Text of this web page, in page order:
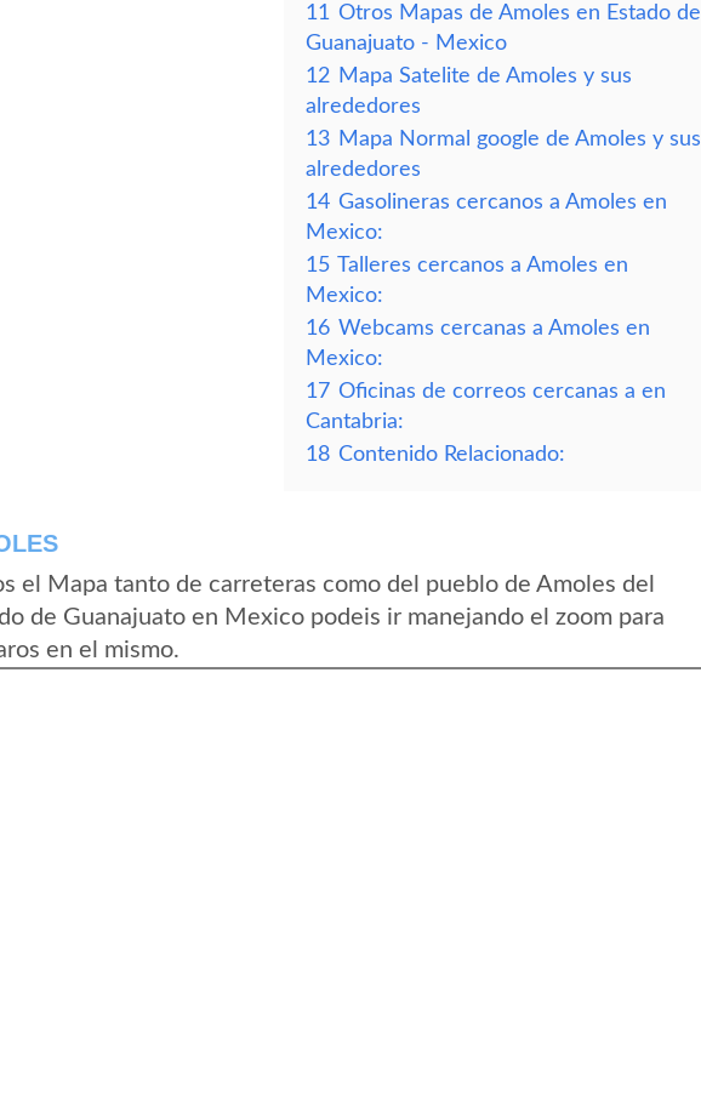
11 Otros Mapas de Amoles en Estado de
Guanajuato - Mexico
12 Mapa Satelite de Amoles y sus
alrededores
13 Mapa Normal google de Amoles y sus
alrededores
14 Gasolineras cercanos a Amoles en
Mexico:
15 Talleres cercanos a Amoles en
Mexico:
16 Webcams cercanas a Amoles en
Mexico:
17 Oficinas de correos cercanas a en
Cantabria:
18 Contenido Relacionado:
el Mapa tanto de carreteras como del pueblo de Amoles del
de Guanajuato en Mexico podeis ir manejando el zoom para
en el mismo.